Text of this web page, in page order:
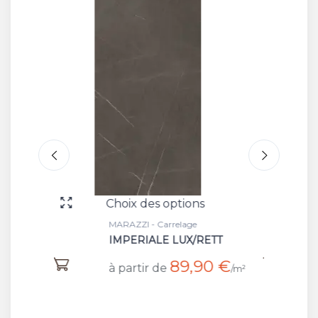
Choix des options
MARAZZI - Carrelage
IMPERIALE LUX/RETT
à partir de 89,90 €/m²